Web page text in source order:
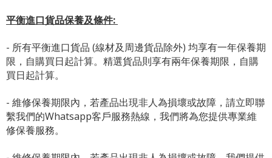
平衡進口貨品保養及條件:
- 所有平衡進口貨品 (線材及周邊貨品除外) 均享有一年保養期
限，自購買日起計算。精選貨品則享有兩年保養期限，自購
買日起計算。
- 維修保養期限內，若產品出現非人為損壞或故障，請立即聯
繫我們的Whatsapp客戶服務熱線，我們將為您提供專業維
修保養服務。